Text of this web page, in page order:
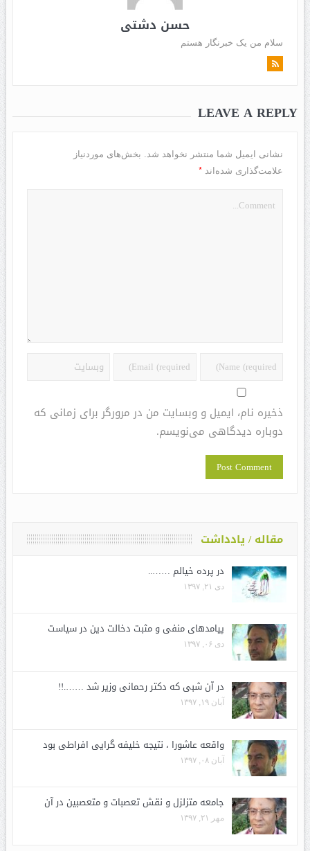
حسن دشتی
سلام من یک خبرنگار هستم
LEAVE A REPLY
نشانی ایمیل شما منتشر نخواهد شد.
بخش‌های موردنیاز
علامت‌گذاری شده‌اند *
ذخیره نام، ایمیل و وبسایت من در مرورگر برای زمانی که
دوباره دیدگاهی می‌نویسم.
مقاله / یادداشت
در پرده خیالم ……..
دی ۲۱, ۱۳۹۷
پیامدهای منفی و مثبت دخالت دین در سیاست
دی ۰۶, ۱۳۹۷
در آن شبی که دکتر رحمانی وزیر شد …….!!
آبان ۱۹, ۱۳۹۷
واقعه عاشورا ، نتیجه خلیفه گرایی افراطی بود
آبان ۰۸, ۱۳۹۷
جامعه متزلزل و نقش تعصبات و متعصبین در آن
مهر ۲۱, ۱۳۹۷